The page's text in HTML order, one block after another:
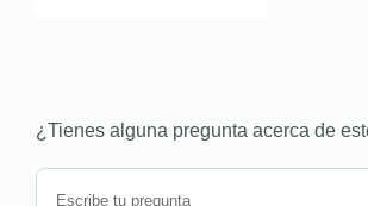
¿Tienes alguna pregunta acerca de